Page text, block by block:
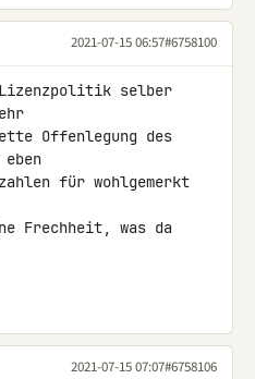
2021-07-15 06:57#6758100
selber
Offenlegung des
für wohlgemerkt
Frechheit, was da
2021-07-15 07:07#6758106